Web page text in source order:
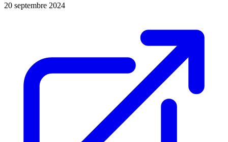
20 septembre 2024